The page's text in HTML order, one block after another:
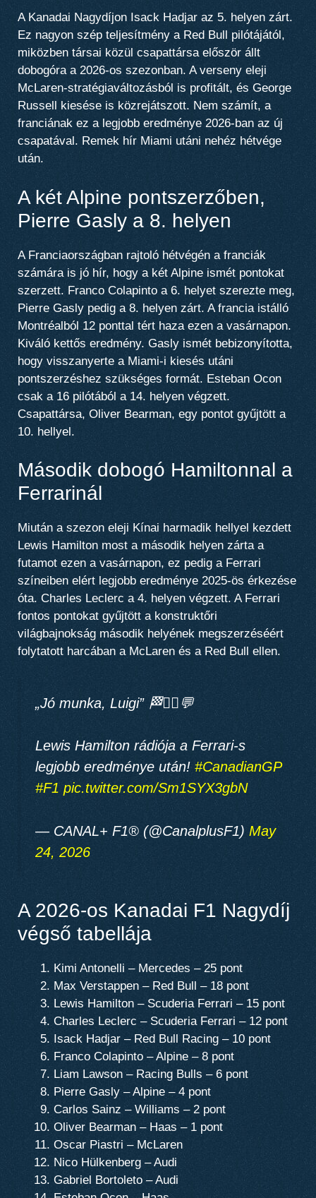
A Kanadai Nagydíjon Isack Hadjar az 5. helyen zárt.
Ez nagyon szép teljesítmény a Red Bull pilótájától,
miközben társai közül csapattársa először állt
dobogóra a 2026-os szezonban. A verseny eleji
McLaren-stratégiaváltozásból is profitált, és George
Russell kiesése is közrejátszott. Nem számít, a
franciának ez a legjobb eredménye 2026-ban az új
csapatával. Remek hír Miami utáni nehéz hétvége
után.
A két Alpine pontszerzőben,
Pierre Gasly a 8. helyen
A Franciaországban rajtoló hétvégén a franciák
számára is jó hír, hogy a két Alpine ismét pontokat
szerzett. Franco Colapinto a 6. helyet szerezte meg,
Pierre Gasly pedig a 8. helyen zárt. A francia istálló
Montréalból 12 ponttal tért haza ezen a vasárnapon.
Kiváló kettős eredmény. Gasly ismét bebizonyította,
hogy visszanyerte a Miami-i kiesés utáni
pontszerzéshez szükséges formát. Esteban Ocon
csak a 16 pilótából a 14. helyen végzett.
Csapattársa, Oliver Bearman, egy pontot gyűjtött a
10. hellyel.
Második dobogó Hamiltonnal a
Ferrarinál
Miután a szezon eleji Kínai harmadik hellyel kezdett
Lewis Hamilton most a második helyen zárta a
futamot ezen a vasárnapon, ez pedig a Ferrari
színeiben elért legjobb eredménye 2025-ös érkezése
óta. Charles Leclerc a 4. helyen végzett. A Ferrari
fontos pontokat gyűjtött a konstruktőri
világbajnokság második helyének megszerzéséért
folytatott harcában a McLaren és a Red Bull ellen.
„Jó munka, Luigi” 🏁🧑‍✈️💬
Lewis Hamilton rádiója a Ferrari-s
legjobb eredménye után! #CanadianGP
#F1 pic.twitter.com/Sm1SYX3gbN
— CANAL+ F1® (@CanalplusF1) May
24, 2026
A 2026-os Kanadai F1 Nagydíj
végső tabellája
Kimi Antonelli – Mercedes – 25 pont
Max Verstappen – Red Bull – 18 pont
Lewis Hamilton – Scuderia Ferrari – 15 pont
Charles Leclerc – Scuderia Ferrari – 12 pont
Isack Hadjar – Red Bull Racing – 10 pont
Franco Colapinto – Alpine – 8 pont
Liam Lawson – Racing Bulls – 6 pont
Pierre Gasly – Alpine – 4 pont
Carlos Sainz – Williams – 2 pont
Oliver Bearman – Haas – 1 pont
Oscar Piastri – McLaren
Nico Hülkenberg – Audi
Gabriel Bortoleto – Audi